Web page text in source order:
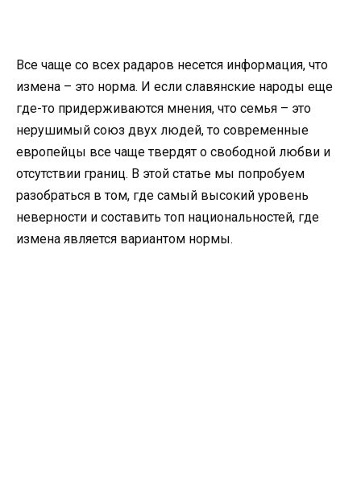
Все чаще со всех радаров несется информация, что
измена – это норма. И если славянские народы еще
где-то придерживаются мнения, что семья – это
нерушимый союз двух людей, то современные
европейцы все чаще твердят о свободной любви и
отсутствии границ. В этой статье мы попробуем
разобраться в том, где самый высокий уровень
неверности и составить топ национальностей, где
измена является вариантом нормы.